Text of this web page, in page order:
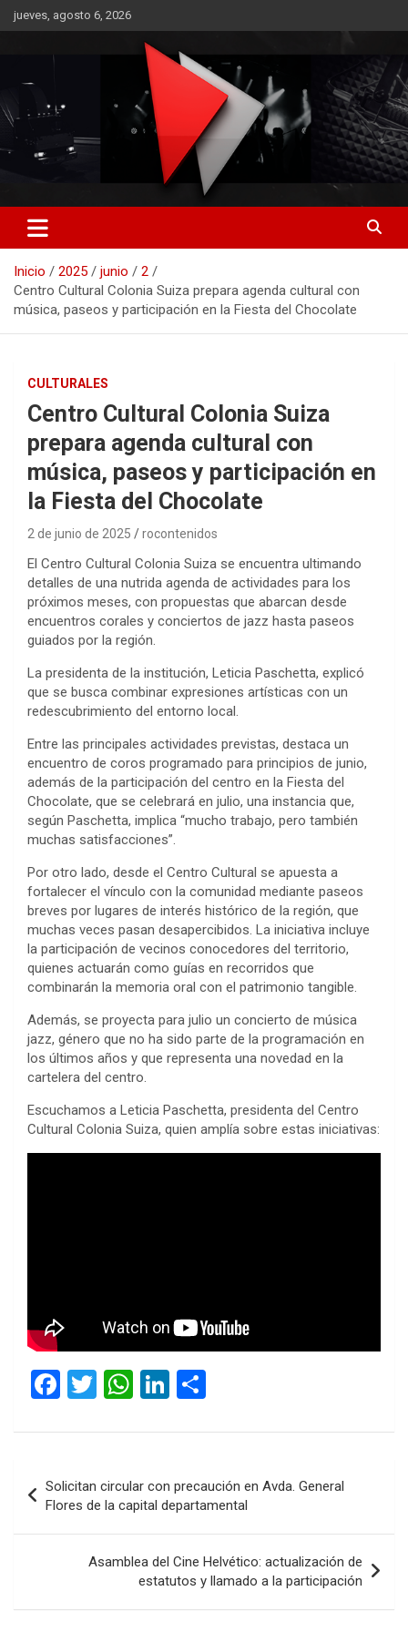
Saltar
al
jueves, agosto 6, 2026
RO CONTENIDOS
Inicio 2025 junio
2
Centro Cultural Colonia Suiza prepara agenda cultural con
música, paseos y participación en la Fiesta del Chocolate
CULTURALES
Centro Cultural Colonia Suiza
prepara agenda cultural con
música, paseos y participación en
la Fiesta del Chocolate
2 de junio de 2025 rocontenidos
El Centro Cultural Colonia Suiza se encuentra ultimando
detalles de una nutrida agenda de actividades para los
próximos meses, con propuestas que abarcan desde
encuentros corales y conciertos de jazz hasta paseos
guiados por la región.
La presidenta de la institución, Leticia Paschetta, explicó
que se busca combinar expresiones artísticas con un
redescubrimiento del entorno local.
Entre las principales actividades previstas, destaca un
encuentro de coros programado para principios de junio,
además de la participación del centro en la Fiesta del
Chocolate, que se celebrará en julio, una instancia que,
según Paschetta, implica “mucho trabajo, pero también
muchas satisfacciones”.
Por otro lado, desde el Centro Cultural se apuesta a
fortalecer el vínculo con la comunidad mediante paseos
breves por lugares de interés histórico de la región, que
muchas veces pasan desapercibidos. La iniciativa incluye
la participación de vecinos conocedores del territorio,
quienes actuarán como guías en recorridos que
combinarán la memoria oral con el patrimonio tangible.
Además, se proyecta para julio un concierto de música
jazz, género que no ha sido parte de la programación en
los últimos años y que representa una novedad en la
cartelera del centro.
Escuchamos a Leticia Paschetta, presidenta del Centro
Cultural Colonia Suiza, quien amplía sobre estas iniciativas:
F
ce
b
o
o
T
tt
er
W
at
A
p
p
Li
ke
n
m
ar
tir
de
entradas
Solicitan circular con precaución en Avda. General
Flores de la capital departamental
Asamblea del Cine Helvético: actualización de
estatutos y llamado a la participación